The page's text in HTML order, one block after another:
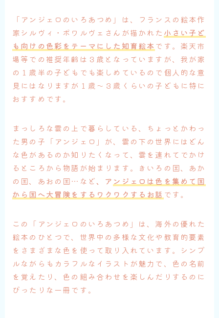
「アンジェロのいろあつめ」は、フランスの絵本作
家シルヴィ・ポワルヴェさんが描かれた 小さい子ど
も向けの色彩をテーマにした知育絵本です。楽天市
場等での推奨年齢は３歳となっていますが、我が家
の１歳半の子どもでも楽しめているので個人的な意
見にはなりますが１歳〜３歳くらいの子どもに特に
おすすめです。
まっしろな雲の上で暮らしている、ちょっとかわっ
た男の子「アンジェロ」が、雲の下の世界にはどん
な色があるのか知りたくなって、雲を連れてでかけ
るところから物語が始まります。きいろの国、あか
の国、あおの国…など、ア ンジェロは色を集めて国
から国へ大冒険をするワクワクするお話 です。
この「アンジェロのいろあつめ」は、海外の優れた
絵本のひとつで、世界中の多様な文化や教育的要素
をさまざまな色を使って取り入れています。シンプ
ルながらもカラフルなイラストが魅力で、色の名前
を覚えたり、色の組み合わせを楽しんだりするのに
ぴったりな一冊です。